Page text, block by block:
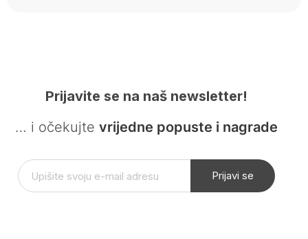
Prijavite se na naš newsletter!
… i očekujte vrijedne popuste i nagrade
Prijavi se